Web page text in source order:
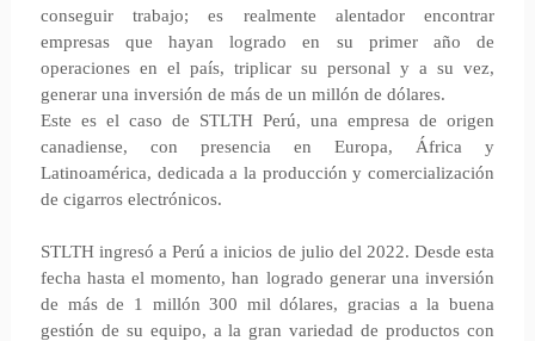
conseguir trabajo; es realmente alentador encontrar
empresas que hayan logrado en su primer año de
operaciones en el país, triplicar su personal y a su vez,
generar una inversión de más de un millón de dólares.
Este es el caso de STLTH Perú, una empresa de origen
canadiense, con presencia en Europa, África y
Latinoamérica, dedicada a la producción y comercialización
de cigarros electrónicos.
STLTH ingresó a Perú a inicios de julio del 2022. Desde esta
fecha hasta el momento, han logrado generar una inversión
de más de 1 millón 300 mil dólares, gracias a la buena
gestión de su equipo, a la gran variedad de productos con